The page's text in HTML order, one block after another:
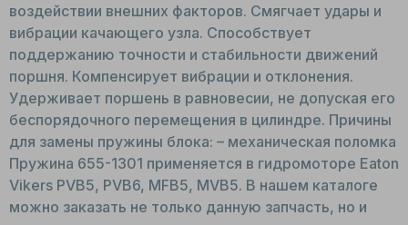
воздействии внешних факторов. Смягчает удары и
вибрации качающего узла. Способствует
поддержанию точности и стабильности движений
поршня. Компенсирует вибрации и отклонения.
Удерживает поршень в равновесии, не допуская его
беспорядочного перемещения в цилиндре. Причины
для замены пружины блока: – механическая поломка
Пружина 655-1301 применяется в гидромоторе Eaton
Vikers PVB5, PVB6, MFB5, MVB5. В нашем каталоге
можно заказать не только данную запчасть, но и